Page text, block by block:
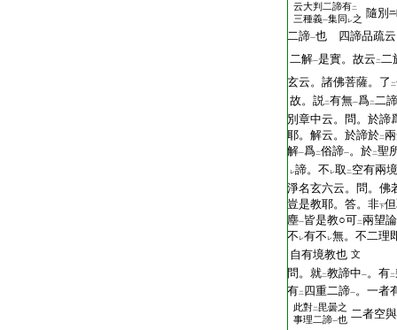
云大判二諦有二
三種義一集同 レ之 隨別
二諦一也 四諦品疏云
二解一是實。故云 二二
玄云。諸佛菩薩。了 二
故。説二有無一爲二二
別章中云。問。於諦
耶。解云。於諦於二
解一爲二俗諦一。於二聖
レ諦。不 レ取 二 空有兩境
淨名玄六云。問。佛
豈是教耶。答。非下
塵一皆是教○可二兩望論
不 レ有不 レ無。不二理
自有境教也 文
問。就二教諦中一。有二
有二 四重二諦一。一者
此對二毘曇之
事理二諦一也 二者空與